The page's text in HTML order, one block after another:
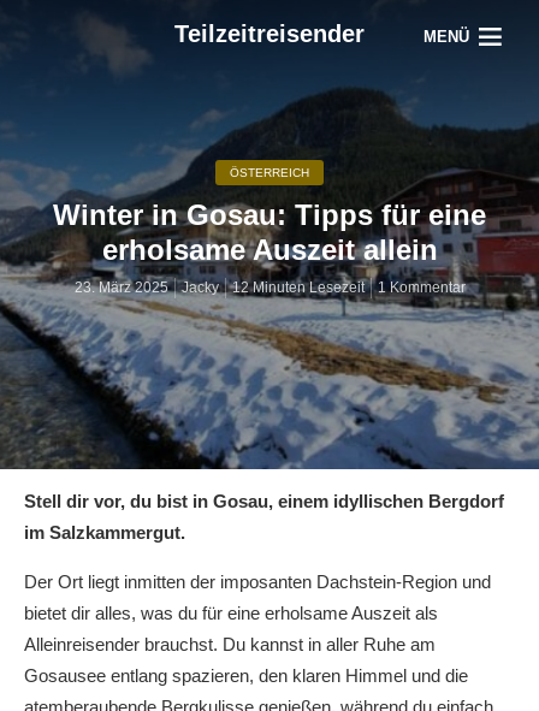
Teilzeitreisender MENÜ
ÖSTERREICH
Winter in Gosau: Tipps für eine
erholsame Auszeit allein
23. März 2025 Jacky 12 Minuten Lesezeit 1 Kommentar
Stell dir vor, du bist in Gosau, einem idyllischen Bergdorf
im Salzkammergut.
Der Ort liegt inmitten der imposanten Dachstein-Region und
bietet dir alles, was du für eine erholsame Auszeit als
Alleinreisender brauchst. Du kannst in aller Ruhe am
Gosausee entlang spazieren, den klaren Himmel und die
atemberaubende Bergkulisse genießen, während du einfach